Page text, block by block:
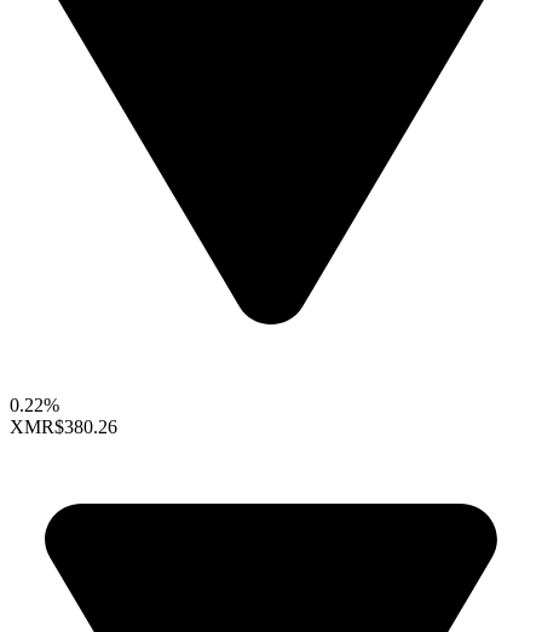
0.22%
XMR$380.26